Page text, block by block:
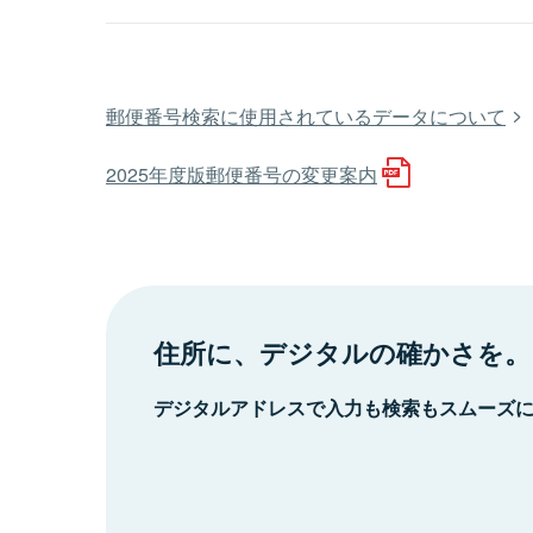
郵便番号検索に使用されているデータについて
2025年度版郵便番号の変更案内
住所に、デジタルの確かさを。
デジタルアドレスで入力も検索もスムーズ